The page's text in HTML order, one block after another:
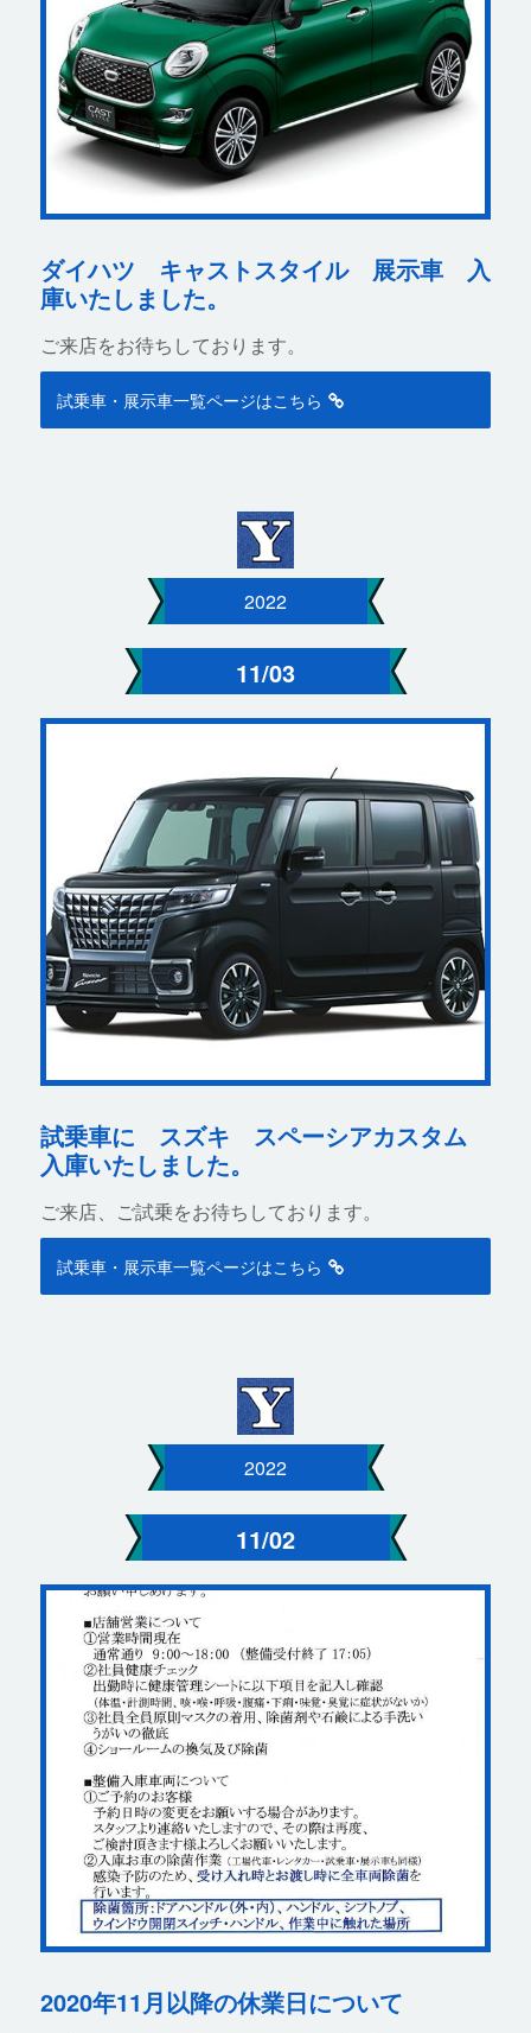
ダイハツ キャストスタイル 展示車 入
庫いたしました。
ご来店をお待ちしております。
試乗車・展示車一覧ページはこちら
2022
11/03
試乗車に スズキ スペーシアカスタム
入庫いたしました。
ご来店、ご試乗をお待ちしております。
試乗車・展示車一覧ページはこちら
2022
11/02
2020年11月以降の休業日について